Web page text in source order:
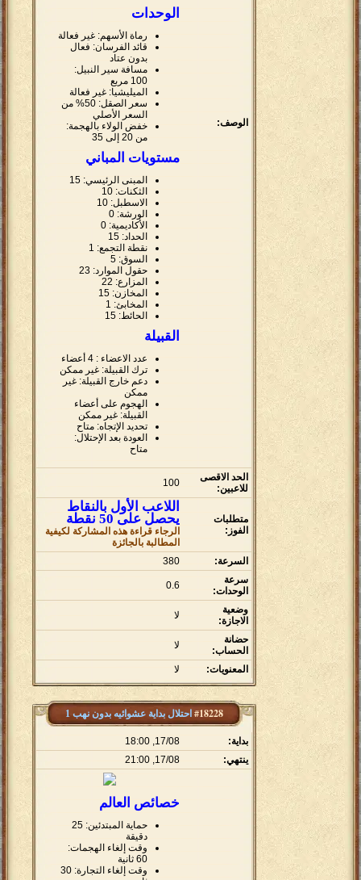
الوصف:
الوحدات
رماة الأسهم: غير فعالة
قائد الفرسان: فعال
بدون عتاد
مسافة سير النبيل:
100 مربع
الميليشيا: غير فعالة
سعر الصقل: 50% من
السعر الأصلي
خفض الولاء بالهجمة:
من 20 إلى 35
مستويات المباني
المبنى الرئيسي: 15
الثكنات: 10
الاسطبل: 10
الورشة: 0
الأكاديمية: 0
الحداد: 15
نقطة التجمع: 1
السوق: 5
حقول الموارد: 23
المزارع: 22
المخازن: 15
المخابئ: 1
الحائط: 15
القبيلة
عدد الاعضاء : 4 أعضاء
ترك القبيلة: غير ممكن
دعم خارج القبيلة: غير
ممكن
الهجوم على أعضاء
القبيلة: غير ممكن
تحديد الإتجاه: متاح
العودة بعد الإحتلال:
متاح
الحد الاقصى
للاعبين:
100
متطلبات
الفوز:
اللاعب الأول بالنقاط
يحصل على 50 نقطة
الرجاء قراءة هذه المشاركة لكيفية
المطالبة بالجائزة
السرعة:
380
سرعة
الوحدات:
0.6
وضعية
الاجازة:
لا
حضانة
الحساب:
لا
المعنويات: لا
#18228 احتلال بداية عشوائيه بدون نهب 1
بداية:
17/08, 18:00
ينتهي:
17/08, 21:00
خصائص العالم
حماية المبتدئين: 25
دقيقة
وقت إلغاء الهجمات:
60 ثانية
وقت إلغاء التجارة: 30